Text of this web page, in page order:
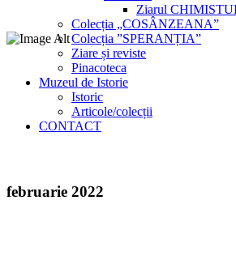
Ziarul
Colecția „COSÂNZEANA”
Colecția ”SPERANȚIA”
Ziare și reviste
Pinacoteca
Muzeul de Istorie
Istoric
Articole/colecții
CONTACT
februarie 2022